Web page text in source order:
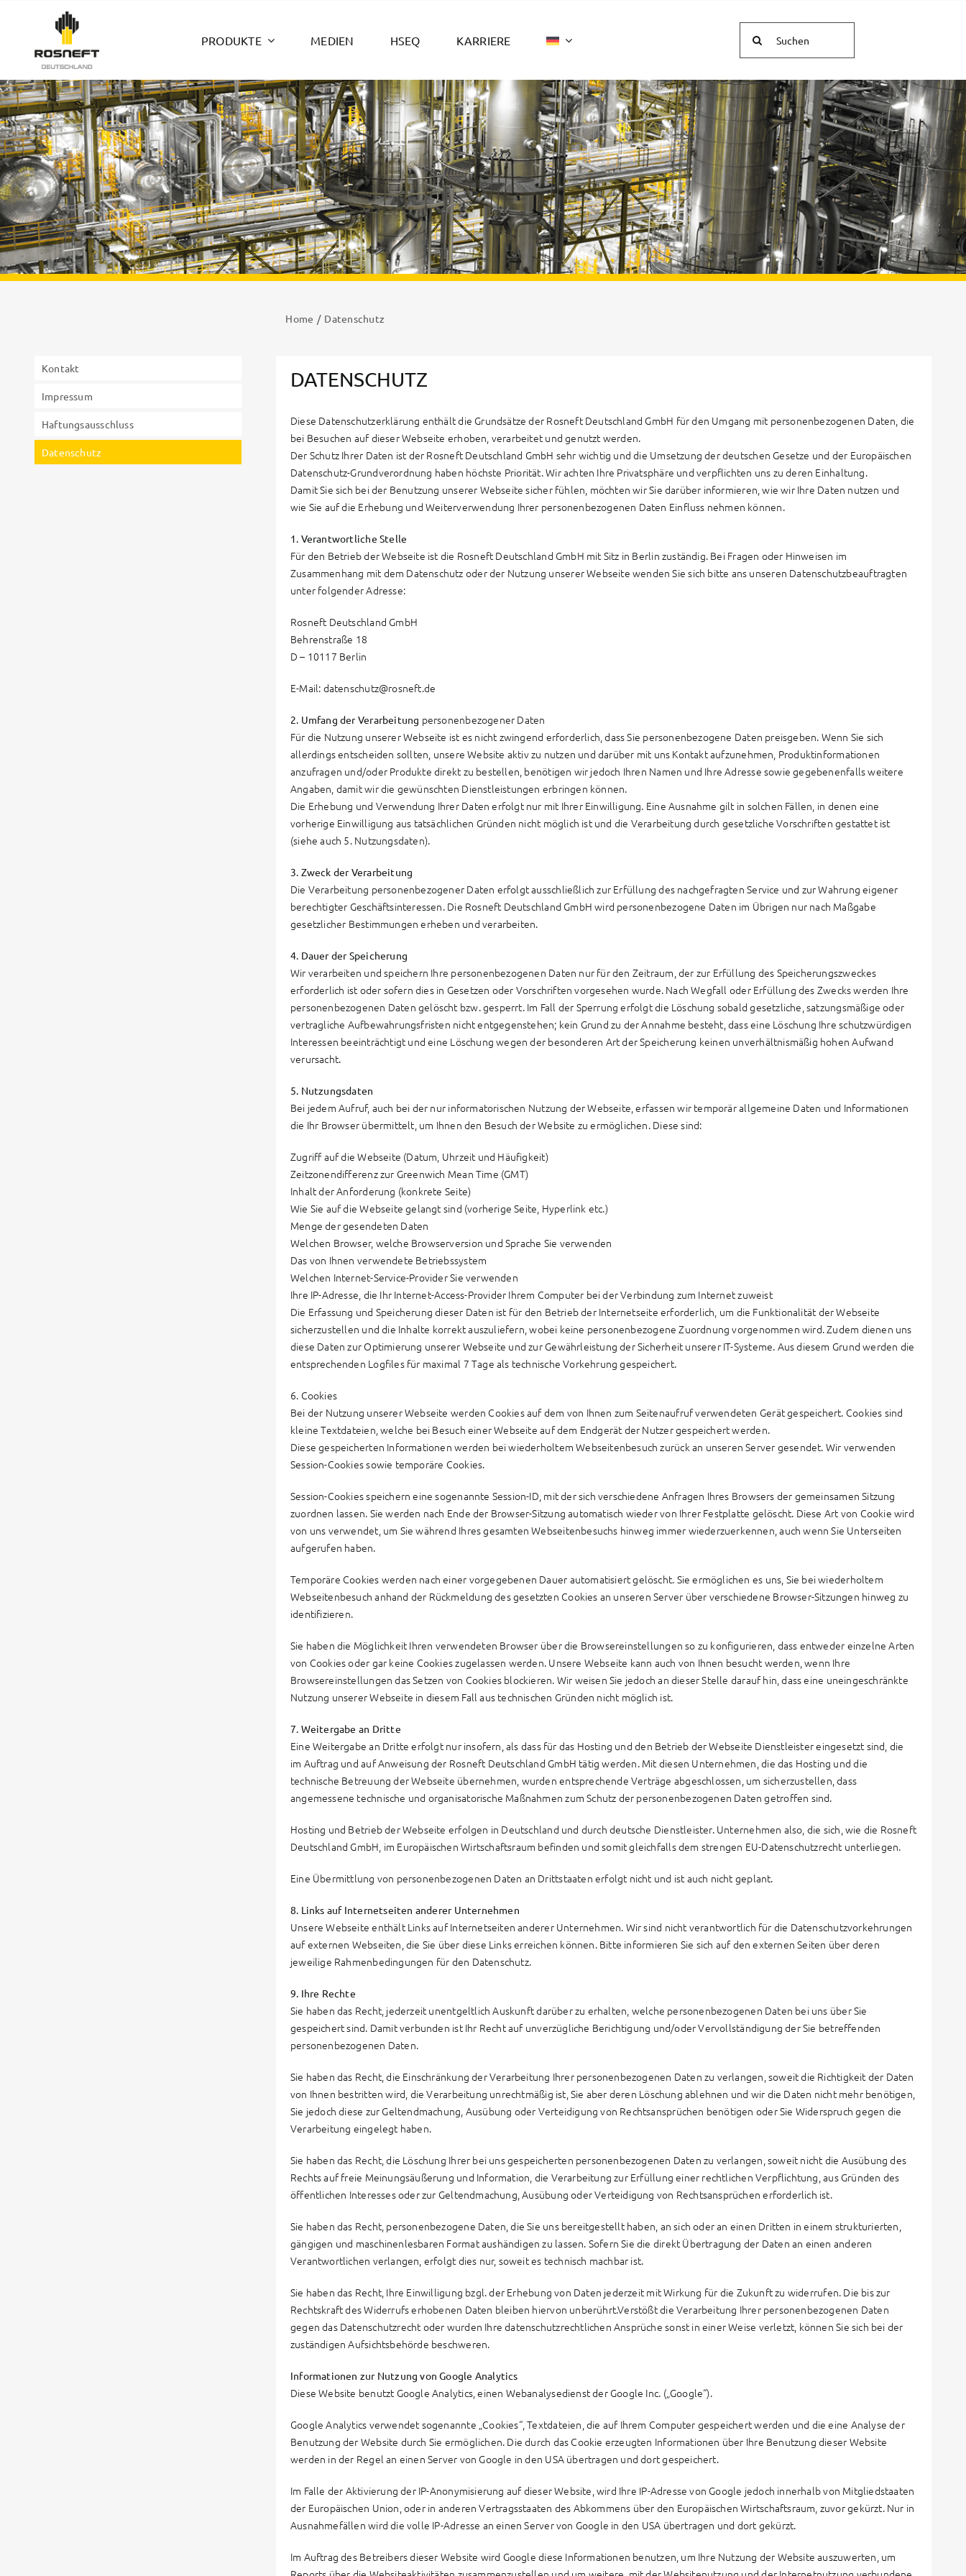
springen
PRODUKTE MEDIEN HSEQ KARRIERE
Home Datenschutz
Kontakt
Impressum
Haftungsausschluss
Datenschutz
DATENSCHUTZ
Diese Datenschutzerklärung enthält die Grundsätze der Rosneft Deutschland GmbH für den Umgang mit personenbezogenen Daten, die
bei Besuchen auf dieser Webseite erhoben, verarbeitet und genutzt werden.
Der Schutz Ihrer Daten ist der Rosneft Deutschland GmbH sehr wichtig und die Umsetzung der deutschen Gesetze und der Europäischen
Datenschutz-Grundverordnung haben höchste Priorität. Wir achten Ihre Privatsphäre und verpflichten uns zu deren Einhaltung.
Damit Sie sich bei der Benutzung unserer Webseite sicher fühlen, möchten wir Sie darüber informieren, wie wir Ihre Daten nutzen und
wie Sie auf die Erhebung und Weiterverwendung Ihrer personenbezogenen Daten Einfluss nehmen können.
1. Verantwortliche Stelle
Für den Betrieb der Webseite ist die Rosneft Deutschland GmbH mit Sitz in Berlin zuständig. Bei Fragen oder Hinweisen im
Zusammenhang mit dem Datenschutz oder der Nutzung unserer Webseite wenden Sie sich bitte ans unseren Datenschutzbeauftragten
unter folgender Adresse:
Rosneft Deutschland GmbH
Behrenstraße 18
D – 10117 Berlin
E-Mail: datenschutz@rosneft.de
2. Umfang der Verarbeitung personenbezogener Daten
Für die Nutzung unserer Webseite ist es nicht zwingend erforderlich, dass Sie personenbezogene Daten preisgeben. Wenn Sie sich
allerdings entscheiden sollten, unsere Website aktiv zu nutzen und darüber mit uns Kontakt aufzunehmen, Produktinformationen
anzufragen und/oder Produkte direkt zu bestellen, benötigen wir jedoch Ihren Namen und Ihre Adresse sowie gegebenenfalls weitere
Angaben, damit wir die gewünschten Dienstleistungen erbringen können.
Die Erhebung und Verwendung Ihrer Daten erfolgt nur mit Ihrer Einwilligung. Eine Ausnahme gilt in solchen Fällen, in denen eine
vorherige Einwilligung aus tatsächlichen Gründen nicht möglich ist und die Verarbeitung durch gesetzliche Vorschriften gestattet ist
(siehe auch 5. Nutzungsdaten).
3. Zweck der Verarbeitung
Die Verarbeitung personenbezogener Daten erfolgt ausschließlich zur Erfüllung des nachgefragten Service und zur Wahrung eigener
berechtigter Geschäftsinteressen. Die Rosneft Deutschland GmbH wird personenbezogene Daten im Übrigen nur nach Maßgabe
gesetzlicher Bestimmungen erheben und verarbeiten.
4. Dauer der Speicherung
Wir verarbeiten und speichern Ihre personenbezogenen Daten nur für den Zeitraum, der zur Erfüllung des Speicherungszweckes
erforderlich ist oder sofern dies in Gesetzen oder Vorschriften vorgesehen wurde. Nach Wegfall oder Erfüllung des Zwecks werden Ihre
personenbezogenen Daten gelöscht bzw. gesperrt. Im Fall der Sperrung erfolgt die Löschung sobald gesetzliche, satzungsmäßige oder
vertragliche Aufbewahrungsfristen nicht entgegenstehen; kein Grund zu der Annahme besteht, dass eine Löschung Ihre schutzwürdigen
Interessen beeinträchtigt und eine Löschung wegen der besonderen Art der Speicherung keinen unverhältnismäßig hohen Aufwand
verursacht.
5. Nutzungsdaten
Bei jedem Aufruf, auch bei der nur informatorischen Nutzung der Webseite, erfassen wir temporär allgemeine Daten und Informationen
die Ihr Browser übermittelt, um Ihnen den Besuch der Website zu ermöglichen. Diese sind:
Zugriff auf die Webseite (Datum, Uhrzeit und Häufigkeit)
Zeitzonendifferenz zur Greenwich Mean Time (GMT)
Inhalt der Anforderung (konkrete Seite)
Wie Sie auf die Webseite gelangt sind (vorherige Seite, Hyperlink etc.)
Menge der gesendeten Daten
Welchen Browser, welche Browserversion und Sprache Sie verwenden
Das von Ihnen verwendete Betriebssystem
Welchen Internet-Service-Provider Sie verwenden
Ihre IP-Adresse, die Ihr Internet-Access-Provider Ihrem Computer bei der Verbindung zum Internet zuweist
Die Erfassung und Speicherung dieser Daten ist für den Betrieb der Internetseite erforderlich, um die Funktionalität der Webseite
sicherzustellen und die Inhalte korrekt auszuliefern, wobei keine personenbezogene Zuordnung vorgenommen wird. Zudem dienen uns
diese Daten zur Optimierung unserer Webseite und zur Gewährleistung der Sicherheit unserer IT-Systeme. Aus diesem Grund werden die
entsprechenden Logfiles für maximal 7 Tage als technische Vorkehrung gespeichert.
6. Cookies
Bei der Nutzung unserer Webseite werden Cookies auf dem von Ihnen zum Seitenaufruf verwendeten Gerät gespeichert. Cookies sind
kleine Textdateien, welche bei Besuch einer Webseite auf dem Endgerät der Nutzer gespeichert werden.
Diese gespeicherten Informationen werden bei wiederholtem Webseitenbesuch zurück an unseren Server gesendet. Wir verwenden
Session-Cookies sowie temporäre Cookies.
Session-Cookies speichern eine sogenannte Session-ID, mit der sich verschiedene Anfragen Ihres Browsers der gemeinsamen Sitzung
zuordnen lassen. Sie werden nach Ende der Browser-Sitzung automatisch wieder von Ihrer Festplatte gelöscht. Diese Art von Cookie wird
von uns verwendet, um Sie während Ihres gesamten Webseitenbesuchs hinweg immer wiederzuerkennen, auch wenn Sie Unterseiten
aufgerufen haben.
Temporäre Cookies werden nach einer vorgegebenen Dauer automatisiert gelöscht. Sie ermöglichen es uns, Sie bei wiederholtem
Webseitenbesuch anhand der Rückmeldung des gesetzten Cookies an unseren Server über verschiedene Browser-Sitzungen hinweg zu
identifizieren.
Sie haben die Möglichkeit Ihren verwendeten Browser über die Browsereinstellungen so zu konfigurieren, dass entweder einzelne Arten
von Cookies oder gar keine Cookies zugelassen werden. Unsere Webseite kann auch von Ihnen besucht werden, wenn Ihre
Browsereinstellungen das Setzen von Cookies blockieren. Wir weisen Sie jedoch an dieser Stelle darauf hin, dass eine uneingeschränkte
Nutzung unserer Webseite in diesem Fall aus technischen Gründen nicht möglich ist.
7. Weitergabe an Dritte
Eine Weitergabe an Dritte erfolgt nur insofern, als dass für das Hosting und den Betrieb der Webseite Dienstleister eingesetzt sind, die
im Auftrag und auf Anweisung der Rosneft Deutschland GmbH tätig werden. Mit diesen Unternehmen, die das Hosting und die
technische Betreuung der Webseite übernehmen, wurden entsprechende Verträge abgeschlossen, um sicherzustellen, dass
angemessene technische und organisatorische Maßnahmen zum Schutz der personenbezogenen Daten getroffen sind.
Hosting und Betrieb der Webseite erfolgen in Deutschland und durch deutsche Dienstleister. Unternehmen also, die sich, wie die Rosneft
Deutschland GmbH, im Europäischen Wirtschaftsraum befinden und somit gleichfalls dem strengen EU-Datenschutzrecht unterliegen.
Eine Übermittlung von personenbezogenen Daten an Drittstaaten erfolgt nicht und ist auch nicht geplant.
8. Links auf Internetseiten anderer Unternehmen
Unsere Webseite enthält Links auf Internetseiten anderer Unternehmen. Wir sind nicht verantwortlich für die Datenschutzvorkehrungen
auf externen Webseiten, die Sie über diese Links erreichen können. Bitte informieren Sie sich auf den externen Seiten über deren
jeweilige Rahmenbedingungen für den Datenschutz.
9. Ihre Rechte
Sie haben das Recht, jederzeit unentgeltlich Auskunft darüber zu erhalten, welche personenbezogenen Daten bei uns über Sie
gespeichert sind. Damit verbunden ist Ihr Recht auf unverzügliche Berichtigung und/oder Vervollständigung der Sie betreffenden
personenbezogenen Daten.
Sie haben das Recht, die Einschränkung der Verarbeitung Ihrer personenbezogenen Daten zu verlangen, soweit die Richtigkeit der Daten
von Ihnen bestritten wird, die Verarbeitung unrechtmäßig ist, Sie aber deren Löschung ablehnen und wir die Daten nicht mehr benötigen,
Sie jedoch diese zur Geltendmachung, Ausübung oder Verteidigung von Rechtsansprüchen benötigen oder Sie Widerspruch gegen die
Verarbeitung eingelegt haben.
Sie haben das Recht, die Löschung Ihrer bei uns gespeicherten personenbezogenen Daten zu verlangen, soweit nicht die Ausübung des
Rechts auf freie Meinungsäußerung und Information, die Verarbeitung zur Erfüllung einer rechtlichen Verpflichtung, aus Gründen des
öffentlichen Interesses oder zur Geltendmachung, Ausübung oder Verteidigung von Rechtsansprüchen erforderlich ist.
Sie haben das Recht, personenbezogene Daten, die Sie uns bereitgestellt haben, an sich oder an einen Dritten in einem strukturierten,
gängigen und maschinenlesbaren Format aushändigen zu lassen. Sofern Sie die direkt Übertragung der Daten an einen anderen
Verantwortlichen verlangen, erfolgt dies nur, soweit es technisch machbar ist.
Sie haben das Recht, Ihre Einwilligung bzgl. der Erhebung von Daten jederzeit mit Wirkung für die Zukunft zu widerrufen. Die bis zur
Rechtskraft des Widerrufs erhobenen Daten bleiben hiervon unberührt.Verstößt die Verarbeitung Ihrer personenbezogenen Daten
gegen das Datenschutzrecht oder wurden Ihre datenschutzrechtlichen Ansprüche sonst in einer Weise verletzt, können Sie sich bei der
zuständigen Aufsichtsbehörde beschweren.
Informationen zur Nutzung von Google Analytics
Diese Website benutzt Google Analytics, einen Webanalysedienst der Google Inc. („Google“).
Google Analytics verwendet sogenannte „Cookies“, Textdateien, die auf Ihrem Computer gespeichert werden und die eine Analyse der
Benutzung der Website durch Sie ermöglichen. Die durch das Cookie erzeugten Informationen über Ihre Benutzung dieser Website
werden in der Regel an einen Server von Google in den USA übertragen und dort gespeichert.
Im Falle der Aktivierung der IP-Anonymisierung auf dieser Website, wird Ihre IP-Adresse von Google jedoch innerhalb von Mitgliedstaaten
der Europäischen Union, oder in anderen Vertragsstaaten des Abkommens über den Europäischen Wirtschaftsraum, zuvor gekürzt. Nur in
Ausnahmefällen wird die volle IP-Adresse an einen Server von Google in den USA übertragen und dort gekürzt.
Im Auftrag des Betreibers dieser Website wird Google diese Informationen benutzen, um Ihre Nutzung der Website auszuwerten, um